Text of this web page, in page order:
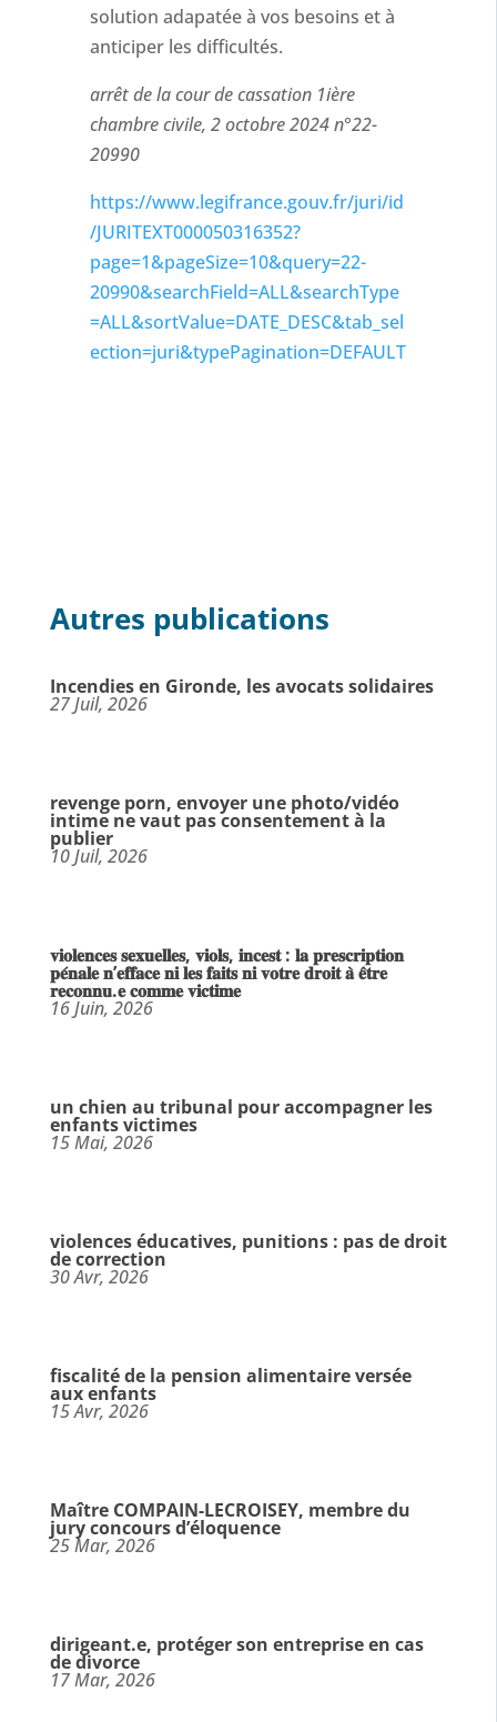
solution adapatée à vos besoins et à
anticiper les difficultés.
arrêt de la cour de cassation 1ière
chambre civile, 2 octobre 2024 n°22-
20990
https://www.legifrance.gouv.fr/juri/id
/JURITEXT000050316352?
page=1&pageSize=10&query=22-
20990&searchField=ALL&searchType
=ALL&sortValue=DATE_DESC&tab_sel
ection=juri&typePagination=DEFAULT
Autres publications
Incendies en Gironde, les avocats solidaires
27 Juil, 2026
revenge porn, envoyer une photo/vidéo
intime ne vaut pas consentement à la
publier
10 Juil, 2026
𝐯𝐢𝐨𝐥𝐞𝐧𝐜𝐞𝐬 𝐬𝐞𝐱𝐮𝐞𝐥𝐥𝐞𝐬, 𝐯𝐢𝐨𝐥𝐬, 𝐢𝐧𝐜𝐞𝐬𝐭 : 𝐥𝐚 𝐩𝐫𝐞𝐬𝐜𝐫𝐢𝐩𝐭𝐢𝐨𝐧
𝐩𝐞́𝐧𝐚𝐥𝐞 𝐧’𝐞𝐟𝐟𝐚𝐜𝐞 𝐧𝐢 𝐥𝐞𝐬 𝐟𝐚𝐢𝐭𝐬 𝐧𝐢 𝐯𝐨𝐭𝐫𝐞 𝐝𝐫𝐨𝐢𝐭 𝐚̀ 𝐞̂𝐭𝐫𝐞
𝐫𝐞𝐜𝐨𝐧𝐧𝐮.𝐞 𝐜𝐨𝐦𝐦𝐞 𝐯𝐢𝐜𝐭𝐢𝐦𝐞
16 Juin, 2026
un chien au tribunal pour accompagner les
enfants victimes
15 Mai, 2026
violences éducatives, punitions : pas de droit
de correction
30 Avr, 2026
fiscalité de la pension alimentaire versée
aux enfants
15 Avr, 2026
Maître COMPAIN-LECROISEY, membre du
jury concours d’éloquence
25 Mar, 2026
dirigeant.e, protéger son entreprise en cas
de divorce
17 Mar, 2026